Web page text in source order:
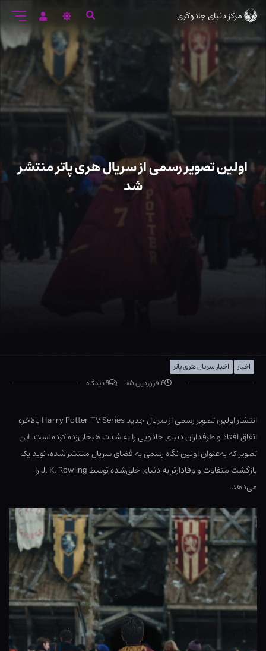
ورود
متن
اصلی
مرکز دنیای جادوگری
اولین تصویر رسمی از سریال هری پاتر منتشر
شد
اخبار
اخبار سریال هری پاتر
۴ فروردین ۰۵
۹ دیدگاه
انتشار اولین تصویر رسمی از سریال جدید Harry Potter TV Series بالاخره
اتفاق افتاد و طرفداران دنیای جادویی را به شدت هیجان‌زده کرده است. این
تصویر که به‌عنوان اولین نگاه رسمی به فضای سریال منتشر شده، نوید یک
بازگشت متفاوت و وفادارتر به دنیای خلق‌شده توسط J. K. Rowling را
می‌دهد.